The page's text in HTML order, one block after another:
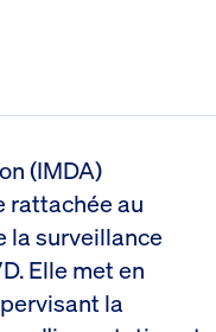
(IMDA)
rattachée au
la surveillance
Elle met en
la